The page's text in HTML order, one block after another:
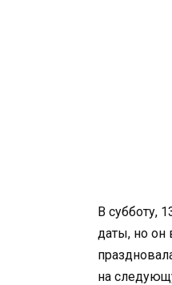
В субботу,
даты, но он
на